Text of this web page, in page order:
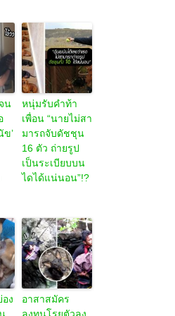
น
ข’
หนุ่มรับคำท้า
เพื่อน “นายไม่สา
มารถจับดัชชุน
16 ตัว ถ่ายรูป
เป็นระเบียบบน
ไดได้แน่นอน”!?
ง
อาสาสมัคร
ลงทุนโรยตัวลง